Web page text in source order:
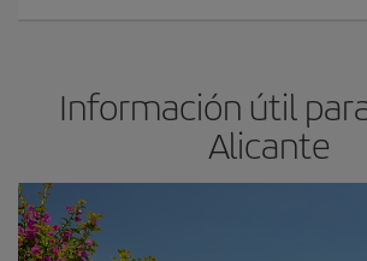
Información útil
Alicante